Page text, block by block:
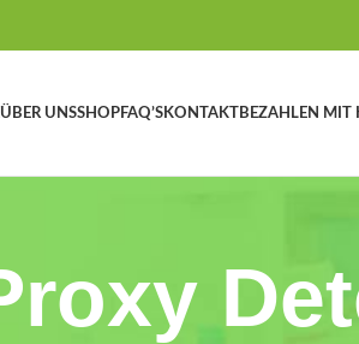
ÜBER UNSSHOPFAQ’SKONTAKTBEZAHLEN MIT